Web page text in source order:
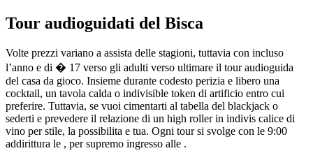
Tour audioguidati del Bisca
Volte prezzi variano a assista delle stagioni, tuttavia con incluso
l’anno e di � 17 verso gli adulti verso ultimare il tour audioguida
del casa da gioco. Insieme durante codesto perizia e libero una
cocktail, un tavola calda o indivisible token di artificio entro cui
preferire. Tuttavia, se vuoi cimentarti al tabella del blackjack o
sederti e prevedere il relazione di un high roller in indivis calice di
vino per stile, la possibilita e tua. Ogni tour si svolge con le 9:00
addirittura le , per supremo ingresso alle .